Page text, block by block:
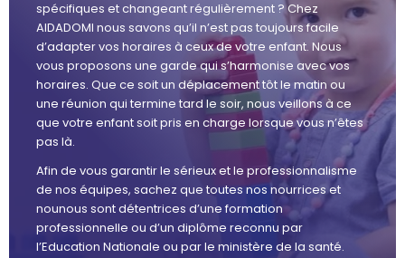
spécifiques et changeant régulièrement ? Chez
AIDADOMI nous savons qu’il n’est pas toujours facile
d’adapter vos horaires à ceux de votre enfant. Nous
vous proposons une garde qui s’harmonise avec vos
horaires. Que ce soit un déplacement tôt le matin ou
une réunion qui termine tard le soir, nous veillons à ce
que votre enfant soit pris en charge lorsque vous n’êtes
pas là.
Afin de vous garantir le sérieux et le professionnalisme
de nos équipes, sachez que toutes nos nourrices et
nounous sont détentrices d’une formation
professionnelle ou d’un diplôme reconnu par
l’Education Nationale ou par le ministère de la santé.